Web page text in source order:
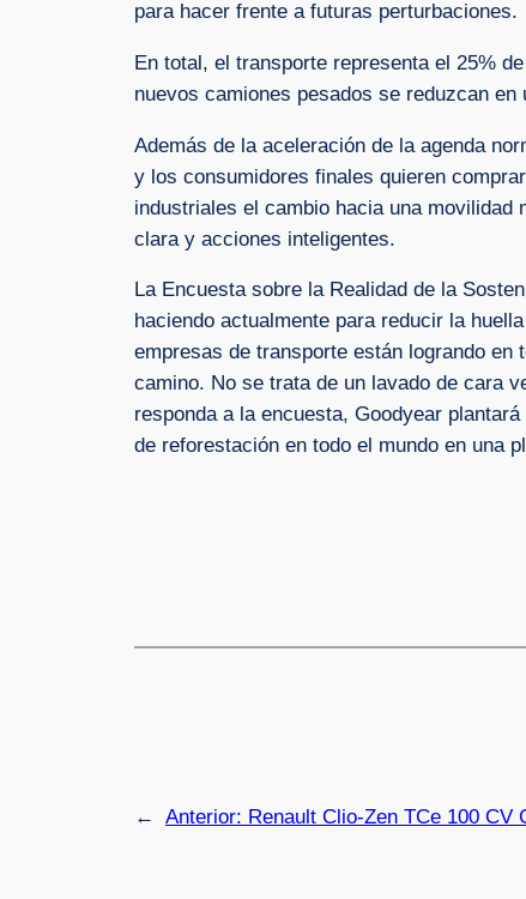
para hacer frente a futuras perturbaciones.
En total, el transporte representa el 25%
nuevos camiones pesados se reduzcan
Además de la aceleración de la agenda
y los consumidores finales quieren
industriales el cambio hacia una
clara y acciones inteligentes.
La Encuesta sobre la Realidad de la
haciendo actualmente para reducir la
empresas de transporte están logrando
camino. No se trata de un lavado de cara
responda a la encuesta, Goodyear
de reforestación en todo el mundo en una
← Anterior: Renault Clio-Zen TCe 100 CV